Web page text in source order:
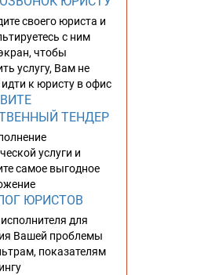
своего юриста и
с ним
чтобы
услугу, Вам не
к юристу в офис
ТЕНДЕР
услуги и
самое выгодное
ЮРИСТОВ
для
Вашей проблемы
показателям